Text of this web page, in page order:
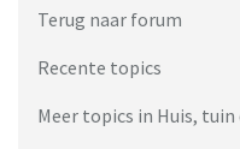
Terug naar forum
Recente topics
Meer topics in Huis, tuin